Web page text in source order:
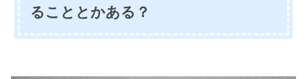
ることとかある？